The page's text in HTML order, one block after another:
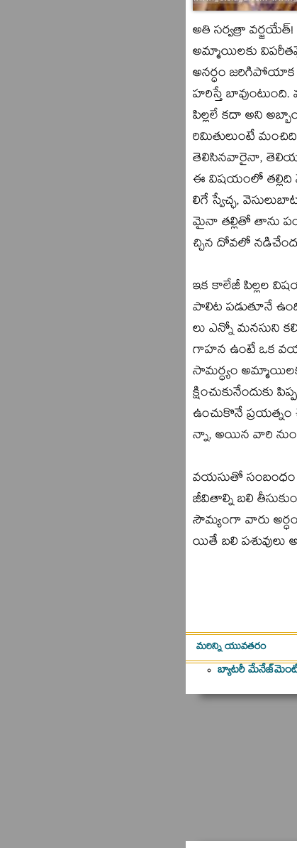
అతి సర్వత్రా
అమ్మాయిలకు
అనర్ధం జరిగిపోయాక
హరిస్తే
పిల్లలే కదా అని
రిమితులుంటే
తెలిసినవారైనా,
ఈ విషయంలో తల్లిది
లిగే స్వేచ్ఛ,
మైనా తల్లితో తాను
చ్చిన దోవలో
ఇక కాలేజీ పిల్లల
పాలిట పడుతూనే
లు ఎన్నో మనసుని
గాహన ఉంటే ఒక
సామర్ధ్యం
క్షించుకునేందుకు
ఉంచుకొనే ప్రయత్నం
న్నా, అయిన వారి
వయసుతో సంబంధం
జీవితాల్ని బలి
సౌమ్యంగా వారు
యితే బలి పశువులు
మరిన్ని యువతరం
బ్యాటరీ